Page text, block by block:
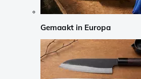
Gemaakt in Europa